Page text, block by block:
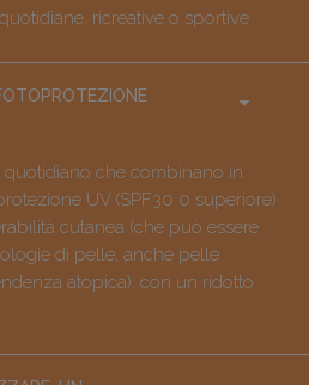
ricreative o sportive
che combinano in
UV (SPF30 0 superiore)
cutanea (che può essere
di pelle, anche pelle
atopica), con un ridotto